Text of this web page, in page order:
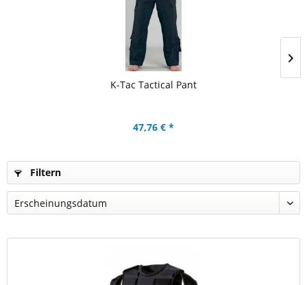
K-Tac Tactical Pant
47,76 € *
Filtern